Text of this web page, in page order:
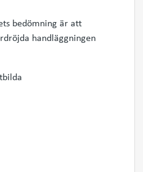
bedömning är att
handläggningen